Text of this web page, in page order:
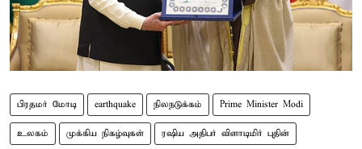
பிரதமர் மோடி earthquake நிலநடுக்கம் Prime Minister Modi
உலகம் முக்கிய நிகழ்வுகள் ரஷிய அதிபர் விளாடிமிர் புதின்